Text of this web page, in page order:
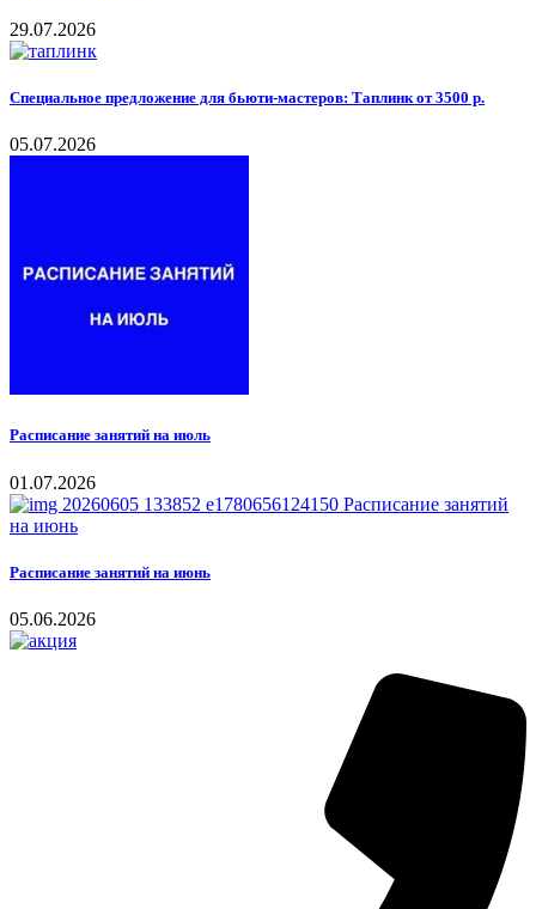
29.07.2026
Специальное предложение для бьюти-мастеров: Таплинк от 3500 р.
05.07.2026
Расписание занятий на июль
01.07.2026
Расписание занятий на июнь
05.06.2026